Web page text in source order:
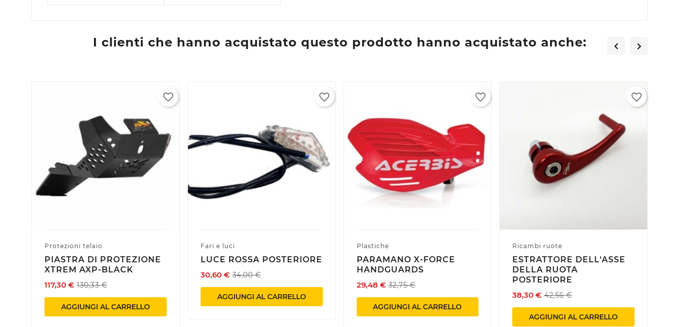
I clienti che hanno acquistato questo prodotto hanno acquistato anche:  
Protezioni telaio
PIASTRA DI PROTEZIONE
XTREM AXP-BLACK
117,30 € 130,33 €
AGGIUNGI AL CARRELLO
favorite_border
Fari e luci
LUCE ROSSA POSTERIORE
30,60 € 34,00 €
AGGIUNGI AL CARRELLO
favorite_border
Plastiche
PARAMANO X-FORCE
HANDGUARDS
29,48 € 32,75 €
AGGIUNGI AL CARRELLO
favorite_border
Ricambi ruote
ESTRATTORE DELL'ASSE
DELLA RUOTA
POSTERIORE
38,30 € 42,56 €
AGGIUNGI AL CARRELLO
favorite_border